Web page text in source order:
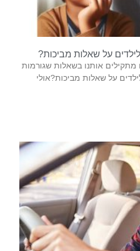
על שאלות מביכות?
אותנו בשאלות שגורמות
על שאלות מביכות?אולי